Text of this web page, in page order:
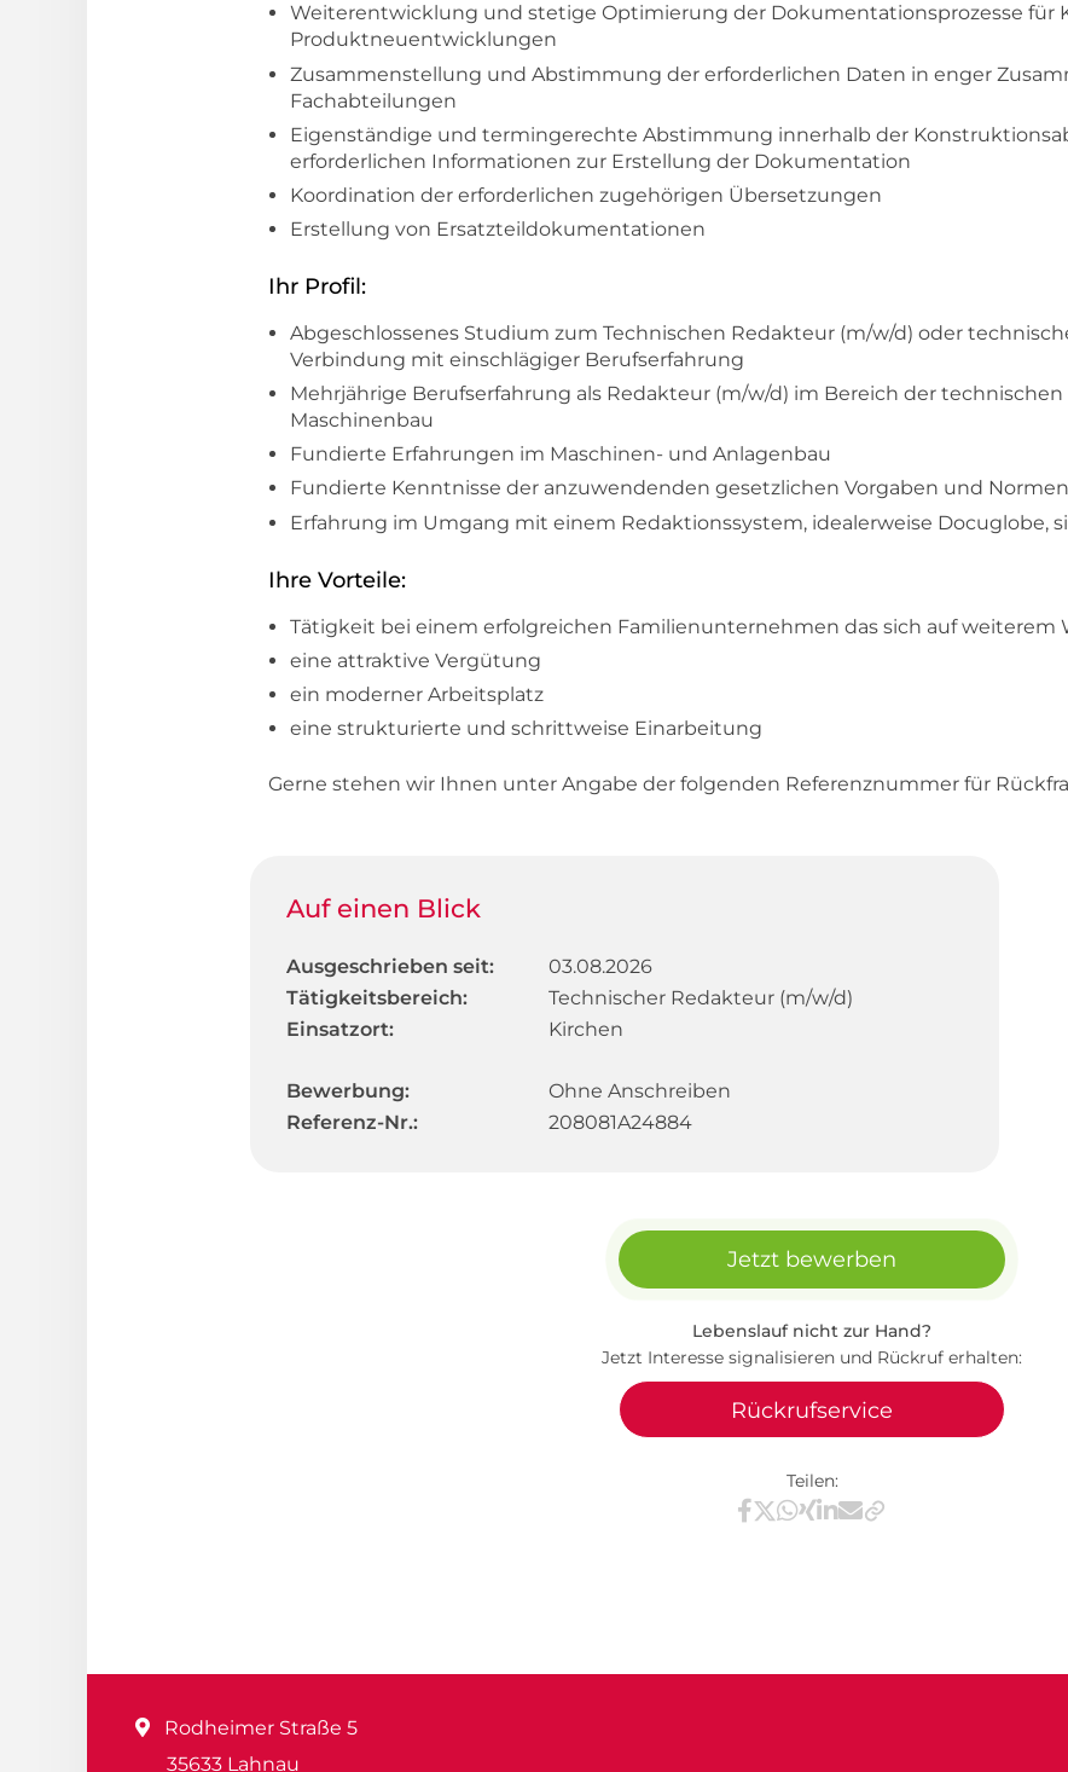
Weiterentwicklung und stetige Optimierung der Dokumentationsprozesse für
Produktneuentwicklungen
Zusammenstellung und Abstimmung der erforderlichen Daten in enger
Fachabteilungen
Eigenständige und termingerechte Abstimmung innerhalb der
erforderlichen Informationen zur Erstellung der Dokumentation
Koordination der erforderlichen zugehörigen Übersetzungen
Erstellung von Ersatzteildokumentationen
Ihr Profil:
Abgeschlossenes Studium zum Technischen Redakteur (m/w/d) oder
Verbindung mit einschlägiger Berufserfahrung
Mehrjährige Berufserfahrung als Redakteur (m/w/d) im Bereich der
Maschinenbau
Fundierte Erfahrungen im Maschinen- und Anlagenbau
Fundierte Kenntnisse der anzuwendenden gesetzlichen Vorgaben und Normen
Erfahrung im Umgang mit einem Redaktionssystem, idealerweise Docuglobe,
Ihre Vorteile:
Tätigkeit bei einem erfolgreichen Familienunternehmen das sich auf weiterem
eine attraktive Vergütung
ein moderner Arbeitsplatz
eine strukturierte und schrittweise Einarbeitung
Gerne stehen wir Ihnen unter Angabe der folgenden Referenznummer für
Auf einen Blick
Ausgeschrieben seit:
03.08.2026
Tätigkeitsbereich:
Technischer Redakteur (m/w/d)
Einsatzort:
Kirchen
Bewerbung:
Ohne Anschreiben
Referenz-Nr.:
208081A24884
Jetzt bewerben
Lebenslauf nicht zur Hand?
Jetzt Interesse signalisieren und Rückruf erhalten:
Rückrufservice
Teilen:
Teilen via Facebook
Teilen via X / Twitter
Teilen via WhatsApp
Teilen via Xing
Teilen via LinkedIn
Teilen via E-Mail
Rodheimer Straße 5
35633 Lahnau